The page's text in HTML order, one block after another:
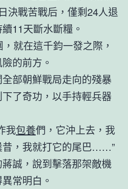
決戰苦戰后，僅剩24人退
11天斷水斷糧。
就在這千鈞一發之際，
的前方。
部朝鮮戰局走向的殘暴
了奇功，以手持輕兵器
我包養們，它沖上去，我
昔，我就打它的尾巴……”
誠，說到擊落那架敵機
常明白。